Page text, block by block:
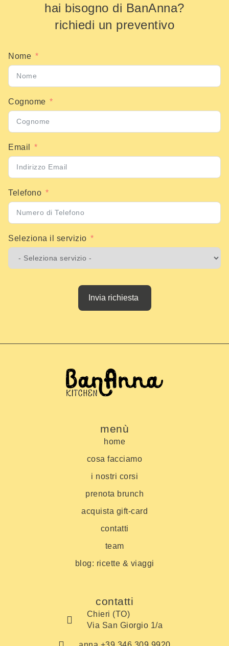
hai bisogno di BanAnna?
richiedi un preventivo
Nome
Cognome
Email
Telefono
Seleziona il servizio
Invia richiesta
menù
home
cosa facciamo
i nostri corsi
prenota brunch
acquista gift-card
contatti
team
blog: ricette & viaggi
contatti
Chieri (TO)
Via San Giorgio 1/a